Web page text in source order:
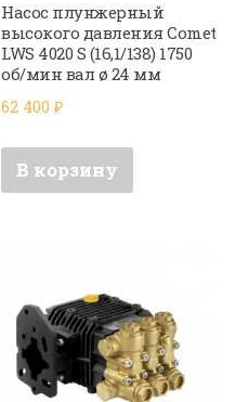
Насос плунжерный
высокого давления Comet
LWS 4020 S (16,1/138) 1750
об/мин вал ø 24 мм
62 400₽
В корзину